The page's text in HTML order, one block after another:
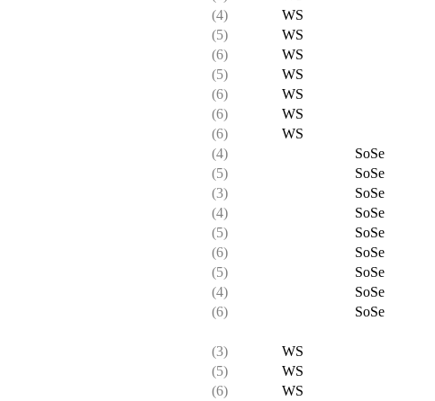
(4) WS
(5) WS
(6) WS
(5) WS
(6) WS
(6) WS
(6) WS
(4) SoSe
(5) SoSe
(3) SoSe
(4) SoSe
(5) SoSe
(6) SoSe
(5) SoSe
(4) SoSe
(6)
SoSe
(3) WS
(5) WS
(6) WS